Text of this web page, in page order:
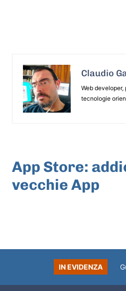
Claudio
Web
tecnologie
App Store:
vecchie App
IN EVIDENZA